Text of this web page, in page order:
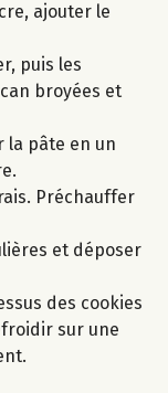
ajouter le
puis les
broyées et
la pâte en un
Préchauffer
et déposer
des cookies
sur une